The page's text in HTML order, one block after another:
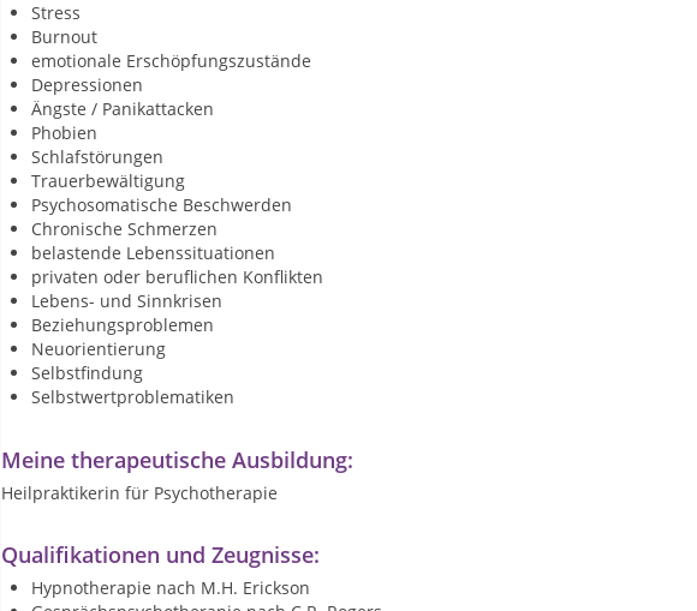
Stress
Burnout
emotionale Erschöpfungszustände
Depressionen
Ängste / Panikattacken
Phobien
Schlafstörungen
Trauerbewältigung
Psychosomatische Beschwerden
Chronische Schmerzen
belastende Lebenssituationen
privaten oder beruflichen Konflikten
Lebens- und Sinnkrisen
Beziehungsproblemen
Neuorientierung
Selbstfindung
Selbstwertproblematiken
Meine therapeutische Ausbildung:
Heilpraktikerin für Psychotherapie
Qualifikationen und Zeugnisse:
Hypnotherapie nach M.H. Erickson